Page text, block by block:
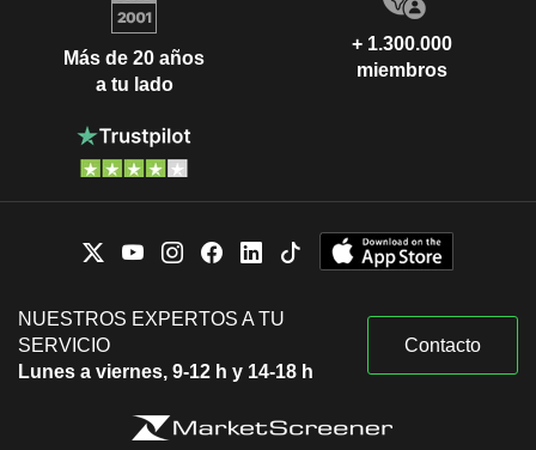
Más de 20 años
a tu lado
+ 1.300.000
miembros
NUESTROS EXPERTOS A TU
SERVICIO
Lunes a viernes, 9-12 h y 14-18 h
Contacto